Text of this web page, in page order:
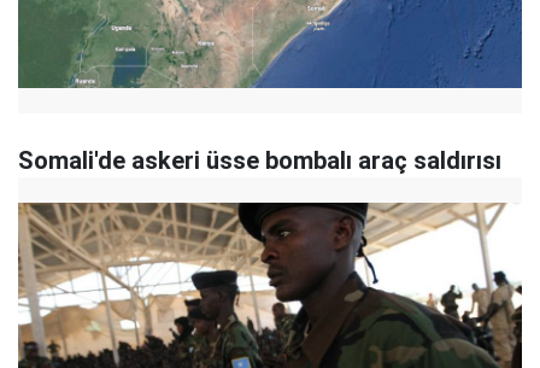
Somali'de askeri üsse bombalı araç saldırısı